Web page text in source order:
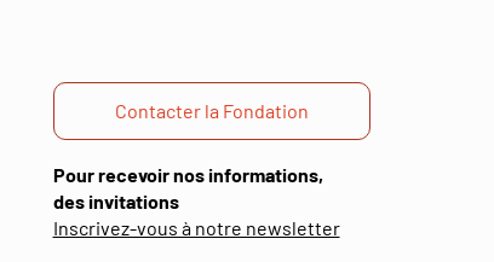
Contacter la Fondation
Pour recevoir nos informations,
des invitations
Inscrivez-vous à notre newsletter(ouverture